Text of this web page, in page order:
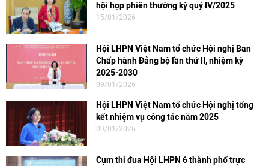
hội họp phiên thường kỳ quý IV/2025
15/01/2026
Hội LHPN Việt Nam tổ chức Hội nghị Ban
Chấp hành Đảng bộ lần thứ II, nhiệm kỳ
2025-2030
09/01/2026
Hội LHPN Việt Nam tổ chức Hội nghị tổng
kết nhiệm vụ công tác năm 2025
09/01/2026
Cụm thi đua Hội LHPN 6 thành phố trực